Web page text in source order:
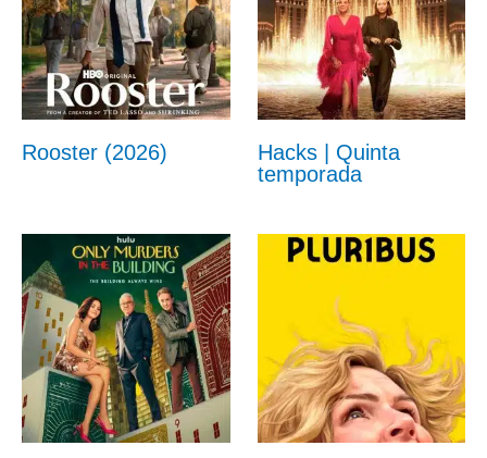
Rooster (2026)
Hacks | Quinta
temporada